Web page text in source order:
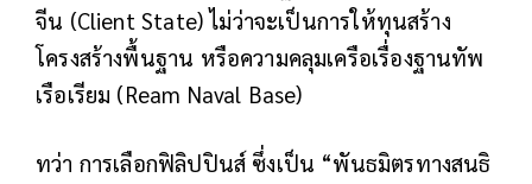
จีน (Client State) ไม่ว่าจะเป็นการให้ทุนสร้าง
โครงสร้างพื้นฐาน หรือความคลุมเครือเรื่องฐานทัพ
เรือเรียม (Ream Naval Base)
ทว่า การเลือกฟิลิปปินส์ ซึ่งเป็น “พันธมิตรทางสนธิ